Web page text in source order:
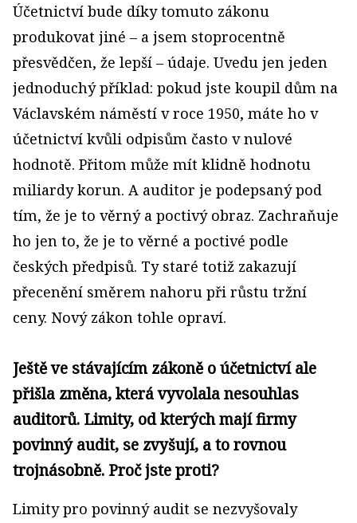
Účetnictví bude díky tomuto zákonu
produkovat jiné – a jsem stoprocentně
přesvědčen, že lepší – údaje. Uvedu jen jeden
jednoduchý příklad: pokud jste koupil dům na
Václavském náměstí v roce 1950, máte ho v
účetnictví kvůli odpisům často v nulové
hodnotě. Přitom může mít klidně hodnotu
miliardy korun. A auditor je podepsaný pod
tím, že je to věrný a poctivý obraz. Zachraňuje
ho jen to, že je to věrné a poctivé podle
českých předpisů. Ty staré totiž zakazují
přecenění směrem nahoru při růstu tržní
ceny. Nový zákon tohle opraví.
Ještě ve stávajícím zákoně o účetnictví ale
přišla změna, která vyvolala nesouhlas
auditorů. Limity, od kterých mají firmy
povinný audit, se zvyšují, a to rovnou
trojnásobně. Proč jste proti?
Limity pro povinný audit se nezvyšovaly